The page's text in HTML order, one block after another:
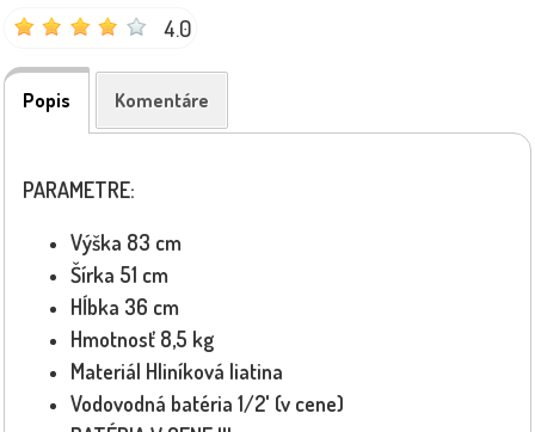
4.0
Popis Komentáre
PARAMETRE:
Výška 83 cm
Šírka 51 cm
Hĺbka 36 cm
Hmotnosť 8,5 kg
Materiál Hliníková liatina
Vodovodná batéria 1/2' (v cene)